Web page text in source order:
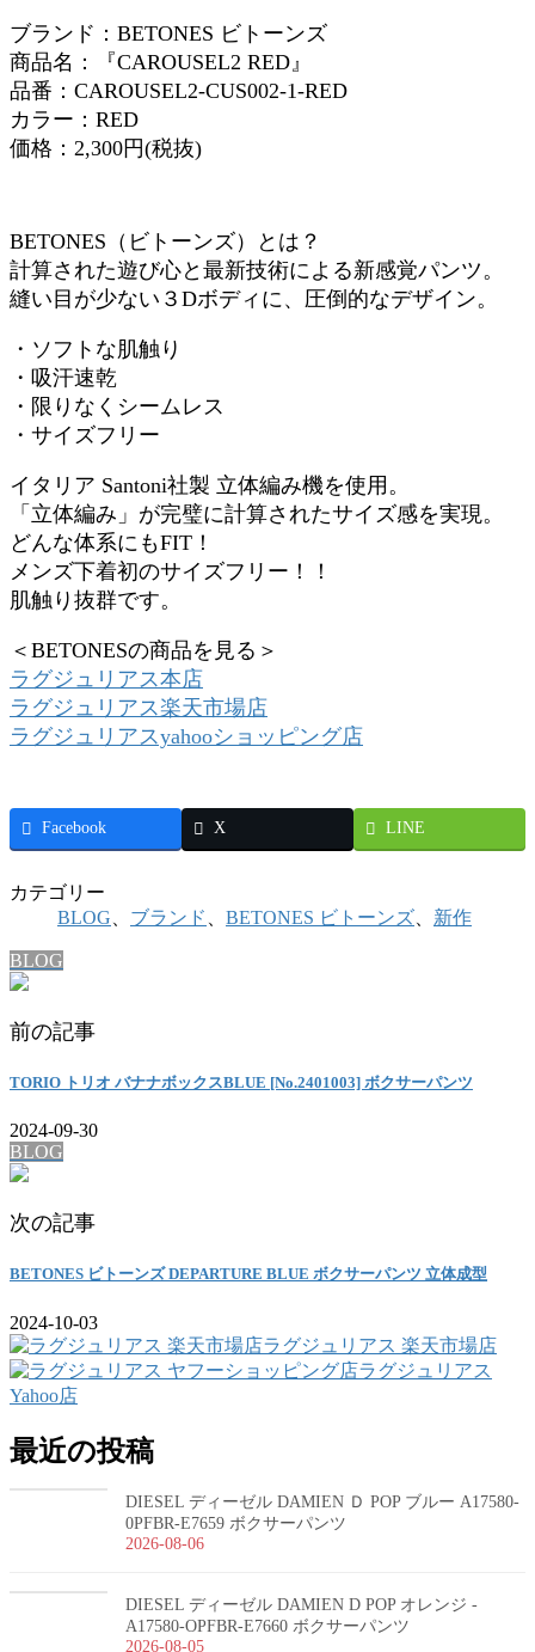
ブランド：BETONES ビトーンズ
商品名：『CAROUSEL2 RED』
品番：CAROUSEL2-CUS002-1-RED
カラー：RED
価格：2,300円(税抜)
BETONES（ビトーンズ）とは？
計算された遊び心と最新技術による新感覚パンツ。
縫い目が少ない３Dボディに、圧倒的なデザイン。
・ソフトな肌触り
・吸汗速乾
・限りなくシームレス
・サイズフリー
イタリア Santoni社製 立体編み機を使用。
「立体編み」が完璧に計算されたサイズ感を実現。
どんな体系にもFIT！
メンズ下着初のサイズフリー！！
肌触り抜群です。
＜BETONESの商品を見る＞
ラグジュリアス本店
ラグジュリアス楽天市場店
ラグジュリアスyahooショッピング店
Facebook X LINE
カテゴリー
BLOG
ブランド BETONES ビトーンズ 新作
BLOG
前の記事
TORIO トリオ バナナボックスBLUE [No.2401003] ボクサーパンツ
2024-09-30
BLOG
次の記事
BETONES ビトーンズ DEPARTURE BLUE ボクサーパンツ 立体成型
2024-10-03
ラグジュリアス 楽天市場店
ラグジュリアス
Yahoo店
最近の投稿
DIESEL ディーゼル DAMIEN Ｄ POP ブルー A17580-
0PFBR-E7659 ボクサーパンツ
2026-08-06
DIESEL ディーゼル DAMIEN D POP オレンジ -
A17580-OPFBR-E7660 ボクサーパンツ
2026-08-05